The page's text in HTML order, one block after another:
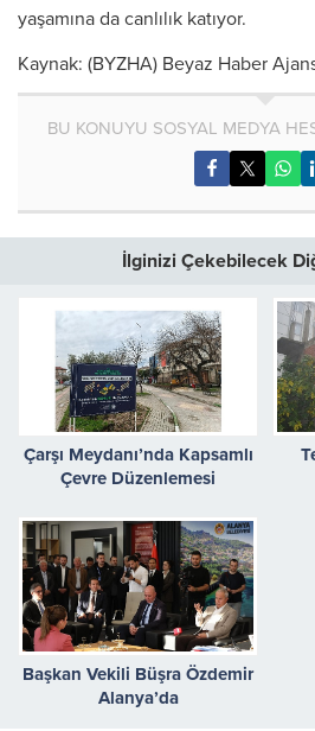
yaşamına da canlılık katıyor.
Kaynak: (BYZHA) Beyaz Haber
BU KONUYU SOSYAL MEDYA
İlginizi Çekebilecek
Çarşı Meydanı’nda Kapsamlı
Çevre Düzenlemesi
Başkan Vekili Büşra Özdemir
Alanya’da